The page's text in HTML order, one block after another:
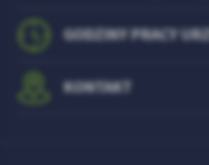
GODZINY PRACY
KONTAKT